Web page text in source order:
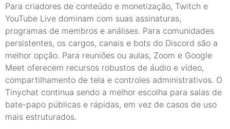
Para criadores de conteúdo e monetização, Twitch e
YouTube Live dominam com suas assinaturas,
programas de membros e análises. Para comunidades
persistentes, os cargos, canais e bots do Discord são a
melhor opção. Para reuniões ou aulas, Zoom e Google
Meet oferecem recursos robustos de áudio e vídeo,
compartilhamento de tela e controles administrativos. O
Tinychat continua sendo a melhor escolha para salas de
bate-papo públicas e rápidas, em vez de casos de uso
mais estruturados.